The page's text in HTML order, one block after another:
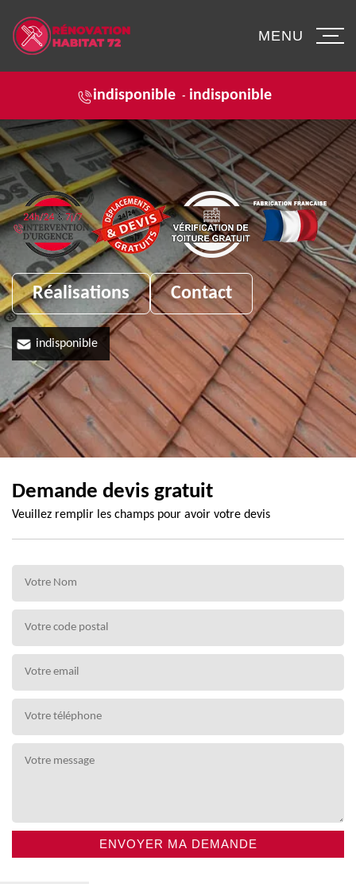
indisponible - indisponible
MENU
Réalisations Contact
indisponible
Demande devis gratuit
Veuillez remplir les champs pour avoir votre devis